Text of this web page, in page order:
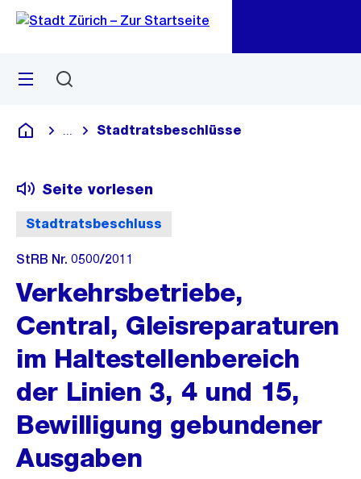
Navigation
Sprunglink
Menü
Deutsch
Blende alle Breadcrumbs ein
Stadtratsbeschlüsse
Stadtratsbeschluss
Seite vorlesen
StRB Nr. 0500/2011
Verkehrsbetriebe,
Central, Gleisreparaturen
im Haltestellenbereich
der Linien 3, 4 und 15,
Bewilligung gebundener
Ausgaben